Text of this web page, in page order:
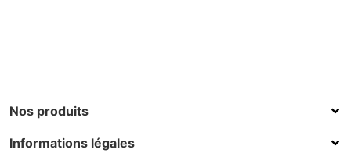
Nos produits
Informations légales